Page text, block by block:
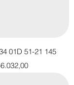
01D 51-21 145
Fiyat